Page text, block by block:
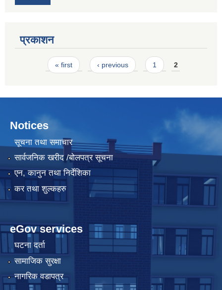
प्रकाशन
Pages« first ‹ previous 1 2
Notices
सूचना तथा समाचार
सार्वजनिक खरीद /बोलपत्र सूचना
एन, कानुन तथा निर्देशिका
कर तथा शुल्कहरु
eGov services
घटना दर्ता
सामाजिक सुरक्षा
नागरिक वडापत्र